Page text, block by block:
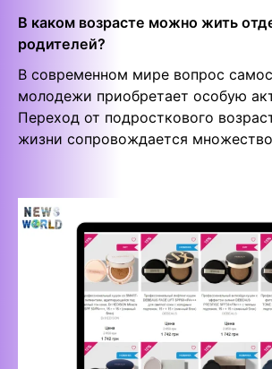
В каком возрасте можно жить
родителей?
В современном мире вопрос
молодежи приобретает особую
Переход от подросткового
жизни сопровождается